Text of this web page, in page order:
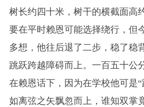
树长约四十米，树干的横截面高
要在平时赖恩可能选择绕行，但
多想，他往后退了二步，稳了稳
跳跃跨越障碍而上。一百五十公
在赖恩话下，因为在学校他可是
如离弦之矢飘忽而上，谁知双掌